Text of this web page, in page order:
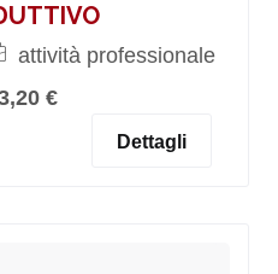
attività professionale
€
Dettagli